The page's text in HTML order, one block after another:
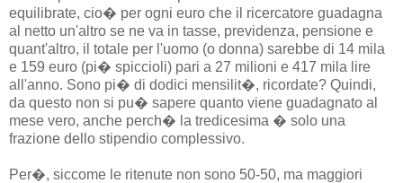
equilibrate, cio� per ogni euro che il ricercatore guadagna
al netto un'altro se ne va in tasse, previdenza, pensione e
quant'altro, il totale per l'uomo (o donna) sarebbe di 14 mila
e 159 euro (pi� spiccioli) pari a 27 milioni e 417 mila lire
all'anno. Sono pi� di dodici mensilit�, ricordate? Quindi,
da questo non si pu� sapere quanto viene guadagnato al
mese vero, anche perch� la tredicesima � solo una
frazione dello stipendio complessivo.
Per�, siccome le ritenute non sono 50-50, ma maggiori